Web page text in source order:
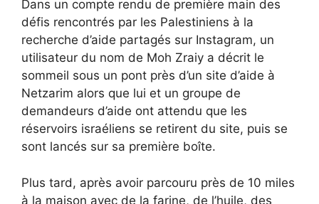
Dans un compte rendu de première main des
défis rencontrés par les Palestiniens à la
recherche d’aide partagés sur Instagram, un
utilisateur du nom de Moh Zraiy a décrit le
sommeil sous un pont près d’un site d’aide à
Netzarim alors que lui et un groupe de
demandeurs d’aide ont attendu que les
réservoirs israéliens se retirent du site, puis se
sont lancés sur sa première boîte.
Plus tard, après avoir parcouru près de 10 miles
à la maison avec de la farine, de l’huile, des